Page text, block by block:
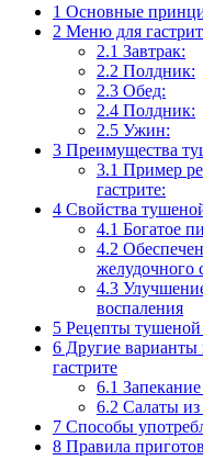
1 Основные
2 Меню для
2.1 Завтрак:
2.2 Полдник:
2.3 Обед:
2.4 Полдник:
2.5 Ужин:
3 Преимущества
3.1 Пример
гастрите:
4 Свойства
4.1 Богатое
4.2
желудочного
4.3
воспаления
5 Рецепты тушеной
6 Другие варианты
гастрите
6.1
6.2 Салаты
7 Способы
8 Правила